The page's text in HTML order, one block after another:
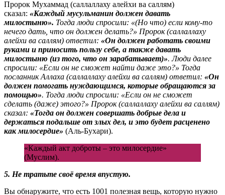
Пророк Мухаммад (саллаллаху алейхи ва саллям)
сказал: «Каждый мусульманин должен давать
милостыню». Тогда люди спросили: «(Но что) если кому-то
нечего дать, что он должен делать?» Пророк (саллаллаху
алейхи ва саллям) ответил: «Он должен работать своими
руками и приносить пользу себе, а также давать
милостыню (из того, что он зарабатывает)». Люди далее
спросили: «Если он не сможет найти даже это?» Тогда
посланник Аллаха (саллаллаху алейхи ва саллям) ответил: «Он
должен помогать нуждающимся, которые обращаются за
помощью». Тогда люди спросили: «Если он не сможет
сделать (даже) этого?» Пророк (саллаллаху алейхи ва саллям)
сказал: «Тогда он должен совершать добрые дела и
держаться подальше от злых дел, и это будет расценено
как милосердие» (Аль-Бухари).
«Каждый акт доброты – это милосердие»
(Муслим).
5. Не тратьте своё время впустую.
Вы обнаружите, что есть 1001 полезная вещь, которую нужно